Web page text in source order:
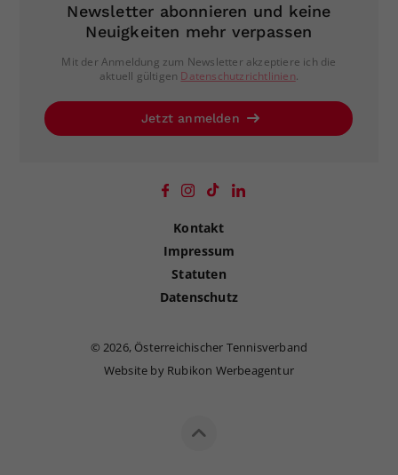
Newsletter abonnieren und keine
Neuigkeiten mehr verpassen
Mit der Anmeldung zum Newsletter akzeptiere ich die
aktuell gültigen Datenschutzrichtlinien.
Jetzt anmelden
Kontakt
Impressum
Statuten
Datenschutz
©2026, Österreichischer Tennisverband
Website by Rubikon Werbeagentur